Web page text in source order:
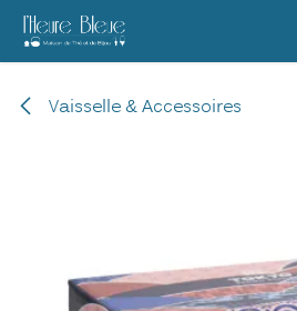
Se rendre au contenu
Vaisselle & Accessoires